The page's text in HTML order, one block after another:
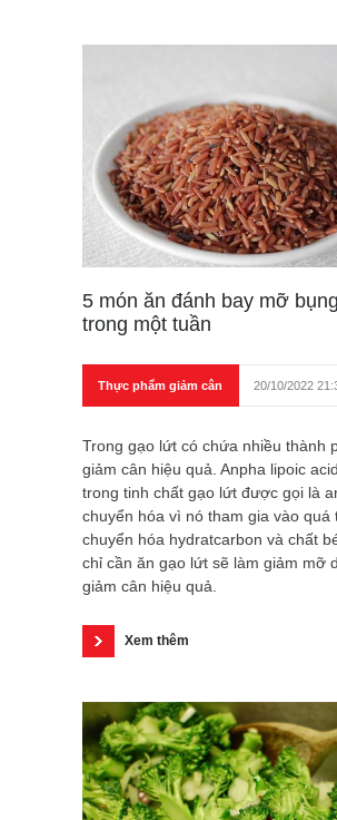
5 món ăn đánh bay mỡ
trong một tuần
Thực phẩm giảm cân 20/10/2022
Trong gạo lứt có chứa nhiều thành
giảm cân hiệu quả. Anpha lipoic
trong tinh chất gạo lứt được gọi là
chuyển hóa vì nó tham gia vào quá
chuyển hóa hydratcarbon và chất
chỉ cần ăn gạo lứt sẽ làm giảm mỡ
giảm cân hiệu quả.
Xem thêm